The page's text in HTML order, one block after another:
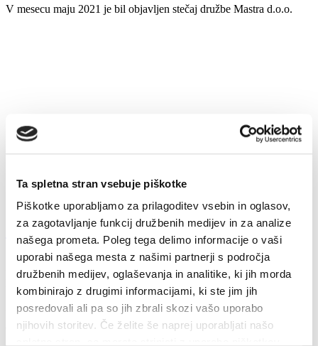
Ta spletna stran vsebuje piškotke
Piškotke uporabljamo za prilagoditev vsebin in oglasov,
za zagotavljanje funkcij družbenih medijev in za analize
našega prometa. Poleg tega delimo informacije o vaši
uporabi našega mesta z našimi partnerji s področja
družbenih medijev, oglaševanja in analitike, ki jih morda
kombinirajo z drugimi informacijami, ki ste jim jih
posredovali ali pa so jih zbrali skozi vašo uporabo
njihovih storitev. Če želite še naprej uporabljati našo
V mesecu maju 2021 je bil objavljen stečaj družbe Mastra d.o.o.
Zakaj sistemska kontrola distribucijskega sis...
27. 05. 2021
OkoljeUdobje
V Energetiki Ljubljana redno izvajamo sistemsko kontrolo
distribucijskega sistema.